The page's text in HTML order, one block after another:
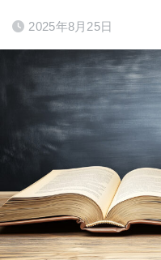
2025年8月25日